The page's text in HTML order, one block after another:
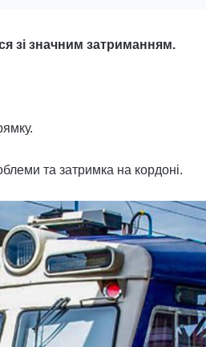
зі значним затриманням.
та затримка на кордоні.